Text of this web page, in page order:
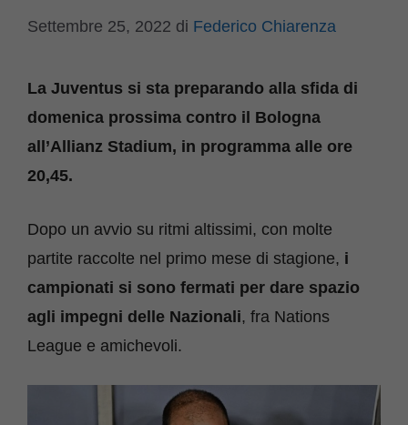
Settembre 25, 2022 di Federico Chiarenza
La Juventus si sta preparando alla sfida di
domenica prossima contro il Bologna
all’Allianz Stadium, in programma alle ore
20,45.
Dopo un avvio su ritmi altissimi, con molte
partite raccolte nel primo mese di stagione, i
campionati si sono fermati per dare spazio
agli impegni delle Nazionali, fra Nations
League e amichevoli.